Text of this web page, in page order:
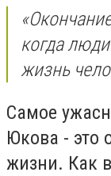
когда
жизнь
Самое
Юкова - это
жизни. Как